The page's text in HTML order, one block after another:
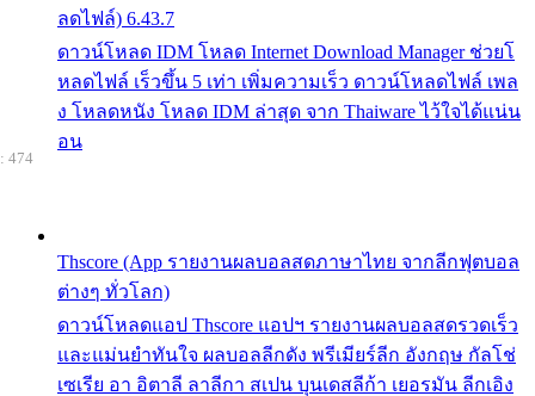
ลดไฟล์) 6.43.7
ดาวน์โหลด IDM โหลด Internet Download Manager ช่วยโ
หลดไฟล์ เร็วขึ้น 5 เท่า เพิ่มความเร็ว ดาวน์โหลดไฟล์ เพล
ง โหลดหนัง โหลด IDM ล่าสุด จาก Thaiware ไว้ใจได้แน่น
อน
Thscore (App รายงานผลบอลสดภาษาไทย จากลีกฟุตบอล
ต่างๆ ทั่วโลก)
ดาวน์โหลดแอป Thscore แอปฯ รายงานผลบอลสดรวดเร็ว
และแม่นยำทันใจ ผลบอลลีกดัง พรีเมียร์ลีก อังกฤษ กัลโช่
เซเรีย อา อิตาลี ลาลีกา สเปน บุนเดสลีก้า เยอรมัน ลีกเอิง
474